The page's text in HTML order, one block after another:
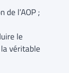
l’AOP ;
le
véritable